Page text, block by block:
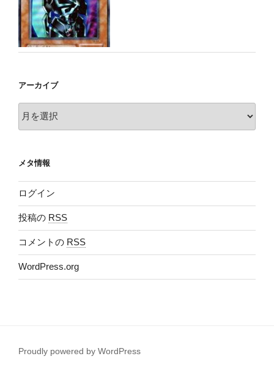
アーカイブ
ア
ブ
メタ情報
ログイン
投稿の RSS
コメントの RSS
WordPress.org
Proudly powered by WordPress